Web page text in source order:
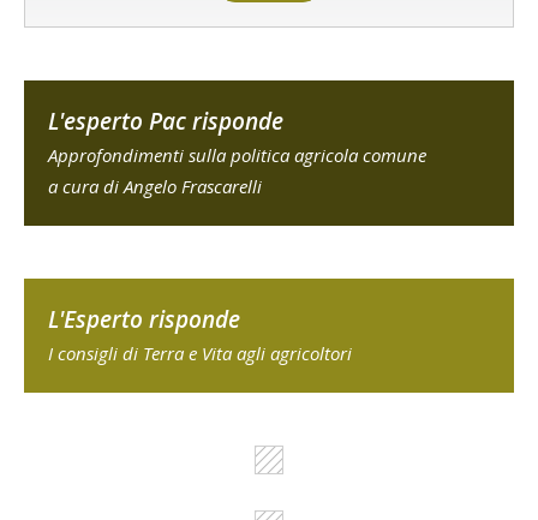
L'esperto Pac risponde
Approfondimenti sulla politica agricola comune
a cura di Angelo Frascarelli
L'Esperto risponde
I consigli di Terra e Vita agli agricoltori